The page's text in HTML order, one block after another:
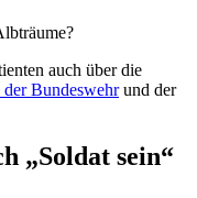
auch über die
der Bundeswehrund der
„Soldat sein“